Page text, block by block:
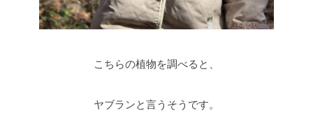
こちらの植物を調べると、
ヤブランと言うそうです。